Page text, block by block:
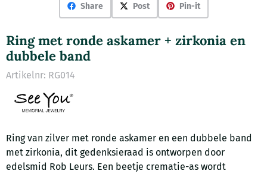
Share Post Pin-it
Ring met ronde askamer + zirkonia en
dubbele band
Artikelnr: RG014
Ring van zilver met ronde askamer en een dubbele band
met zirkonia, dit gedenksieraad is ontworpen door
edelsmid Rob Leurs. Een beetje crematie-as wordt